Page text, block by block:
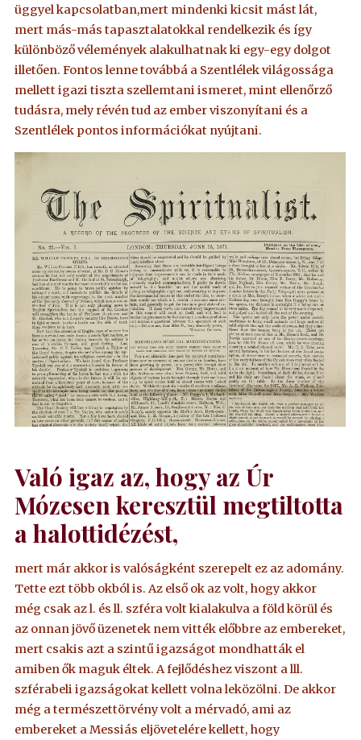
üggyel kapcsolatban,mert mindenki kicsit mást lát,
mert más-más tapasztalatokkal rendelkezik és így
különböző vélemények alakulhatnak ki egy-egy dolgot
illetően. Fontos lenne továbbá a Szentlélek világossága
mellett igazi tiszta szellemtani ismeret, mint ellenőrző
tudásra, mely révén tud az ember viszonyítani és a
Szentlélek pontos információkat nyújtani.
Való igaz az, hogy az Úr
Mózesen keresztül megtiltotta
a halottidézést,
mert már akkor is valóságként szerepelt ez az adomány.
Tette ezt több okból is. Az első ok az volt, hogy akkor
még csak az l. és ll. szféra volt kialakulva a föld körül és
az onnan jövő üzenetek nem vitték előbbre az embereket,
mert csakis azt a szintű igazságot mondhatták el
amiben ők maguk éltek. A fejlődéshez viszont a lll.
szférabeli igazságokat kellett volna leközölni. De akkor
még a természettörvény volt a mérvadó, ami az
embereket a Messiás eljövetelére kellett, hogy